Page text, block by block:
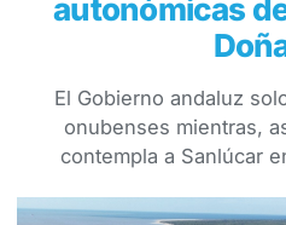
autonómicas
El Gobierno andaluz
onubenses mientras,
contempla a Sanlúcar